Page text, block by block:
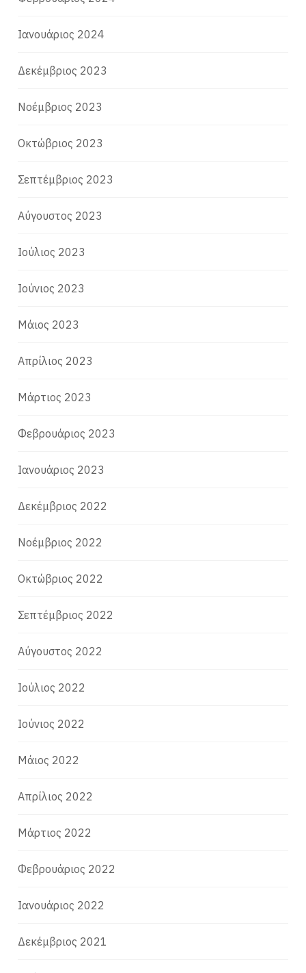
Ιανουάριος 2024
Δεκέμβριος 2023
Νοέμβριος 2023
Οκτώβριος 2023
Σεπτέμβριος 2023
Αύγουστος 2023
Ιούλιος 2023
Ιούνιος 2023
Μάιος 2023
Απρίλιος 2023
Μάρτιος 2023
Φεβρουάριος 2023
Ιανουάριος 2023
Δεκέμβριος 2022
Νοέμβριος 2022
Οκτώβριος 2022
Σεπτέμβριος 2022
Αύγουστος 2022
Ιούλιος 2022
Ιούνιος 2022
Μάιος 2022
Απρίλιος 2022
Μάρτιος 2022
Φεβρουάριος 2022
Ιανουάριος 2022
Δεκέμβριος 2021